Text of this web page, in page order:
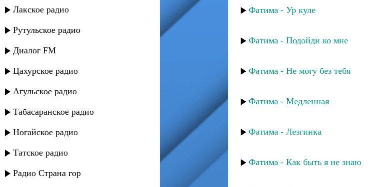
Лакское радио
Рутульское радио
Диалог FM
Цахурское радио
Агульское радио
Табасаранское радио
Ногайское радио
Татское радио
Радио Страна гор
Фатима - Ур куле
Фатима - Подойди ко мне
Фатима - Не могу без тебя
Фатима - Медленная
Фатима - Лезгинка
Фатима - Как быть я не знаю